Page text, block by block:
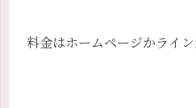
料金はホームページかライン